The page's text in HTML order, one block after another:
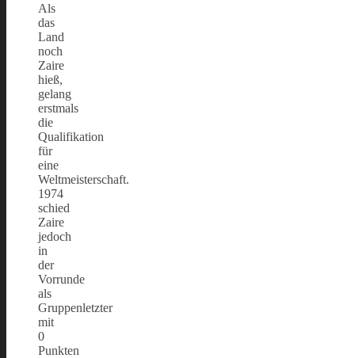
Als
das
Land
noch
Zaire
hieß,
gelang
erstmals
die
Qualifikation
für
eine
Weltmeisterschaft.
1974
schied
Zaire
jedoch
in
der
Vorrunde
als
Gruppenletzter
mit
0
Punkten